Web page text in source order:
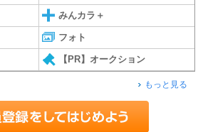
みんカラ＋
フォト
【PR】オークション
もっと見る